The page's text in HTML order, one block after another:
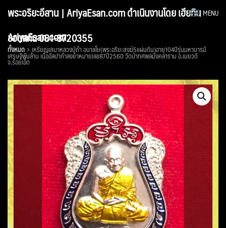
พระอริยะอีสาน | AriyaEsan.com ดำเนินงานโดย เฮียทิน
ขอนแก่น 081-8720355
MENU
AriyaEsan.com
ทั้งหมด เหรียญเสมาหลวงปู่ถ้า อนาลโย(พระอริยะสงฆ์5แผ่นดิน)อายุ104ปีรุ่นมหาบารมี
เศรษฐีพันล้าน เนื้ออัลปาก้าลงยาหมายเลข87ปี2560 วัดป่าทศพลมังคลาราม อ.เมยวดี
จ.ร้อยเอ็ด